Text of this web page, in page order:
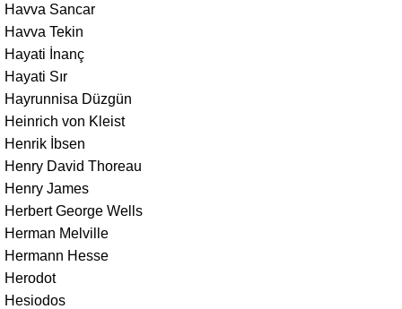
Havva Sancar
Havva Tekin
Hayati İnanç
Hayati Sır
Hayrunnisa Düzgün
Heinrich von Kleist
Henrik İbsen
Henry David Thoreau
Henry James
Herbert George Wells
Herman Melville
Hermann Hesse
Herodot
Hesiodos